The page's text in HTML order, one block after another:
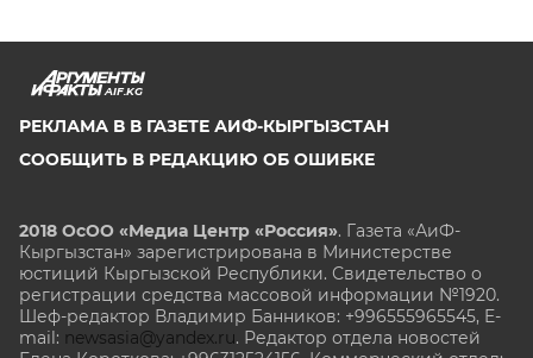
AIF.KG
РЕКЛАМА В В ГАЗЕТЕ АИФ-КЫРГЫЗСТАН
СООБЩИТЬ В РЕДАКЦИЮ ОБ ОШИБКЕ
2018 ОсОО «Медиа Центр «Россия». Газета «АиФ-
Кыргызстан» зарегистрирована в Министерстве
юстиций Кыргызской Республики. Свидетельство о
регистрации средства массовой информации №1920.
Шеф-редактор Владимир Банников: +996555965545, E-
mail: newsasia@yandex.ru. Редактор отдела новостей